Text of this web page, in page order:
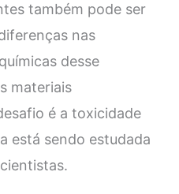
também pode ser
nas
desse
materiais
é a toxicidade
está sendo estudada